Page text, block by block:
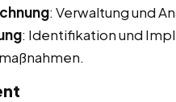
: Verwaltung und
: Identifikation und